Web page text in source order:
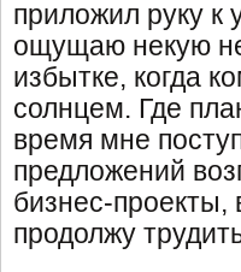
приложил руку к
ощущаю некую
избытке, когда
солнцем. Где
время мне
предложений
бизнес-
продолжу